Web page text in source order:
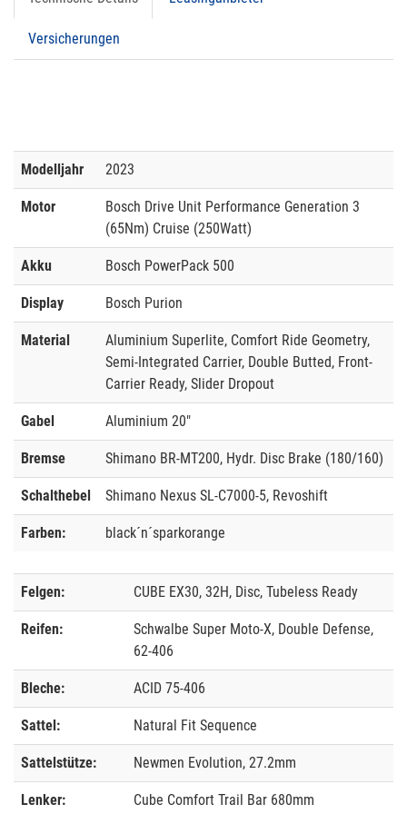
Versicherungen
Modelljahr 2023
Motor
Bosch Drive Unit Performance Generation 3
(65Nm) Cruise (250Watt)
Akku Bosch PowerPack 500
Display Bosch Purion
Material
Aluminium Superlite, Comfort Ride Geometry,
Semi-Integrated Carrier, Double Butted, Front-
Carrier Ready, Slider Dropout
Gabel Aluminium 20"
Bremse Shimano BR-MT200, Hydr. Disc Brake (180/160)
Schalthebel Shimano Nexus SL-C7000-5, Revoshift
Farben: black´n´sparkorange
Felgen: CUBE EX30, 32H, Disc, Tubeless Ready
Reifen:
Schwalbe Super Moto-X, Double Defense,
62-406
Bleche: ACID 75-406
Sattel: Natural Fit Sequence
Sattelstütze: Newmen Evolution, 27.2mm
Lenker: Cube Comfort Trail Bar 680mm